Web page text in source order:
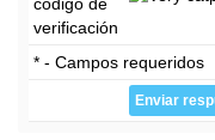
verificación
* - Campos requeridos